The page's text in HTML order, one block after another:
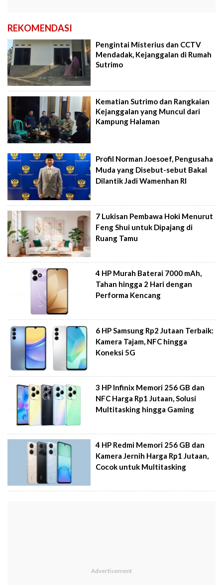
REKOMENDASI
Pengintai Misterius dan CCTV
Mendadak, Kejanggalan di Rumah
Sutrimo
Kematian Sutrimo dan Rangkaian
Kejanggalan yang Muncul dari
Kampung Halaman
Profil Norman Joesoef, Pengusaha
Muda yang Disebut-sebut Bakal
Dilantik Jadi Wamenhan RI
7 Lukisan Pembawa Hoki Menurut
Feng Shui untuk Dipajang di
Ruang Tamu
4 HP Murah Baterai 7000 mAh,
Tahan hingga 2 Hari dengan
Performa Kencang
6 HP Samsung Rp2 Jutaan Terbaik:
Kamera Tajam, NFC hingga
Koneksi 5G
3 HP Infinix Memori 256 GB dan
NFC Harga Rp1 Jutaan, Solusi
Multitasking hingga Gaming
4 HP Redmi Memori 256 GB dan
Kamera Jernih Harga Rp1 Jutaan,
Cocok untuk Multitasking